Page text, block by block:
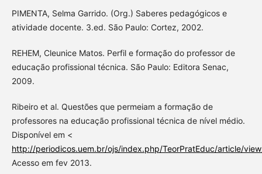
PIMENTA, Selma Garrido. (Org.) Saberes pedagógicos e
atividade docente. 3.ed. São Paulo: Cortez, 2002.
REHEM, Cleunice Matos. Perfil e formação do professor de
educação profissional técnica. São Paulo: Editora Senac,
2009.
Ribeiro et al. Questões que permeiam a formação de
professores na educação profissional técnica de nível médio.
Disponível em <
http://periodicos.uem.br/ojs/index.php/TeorPratEduc/article/
Acesso em fev 2013.